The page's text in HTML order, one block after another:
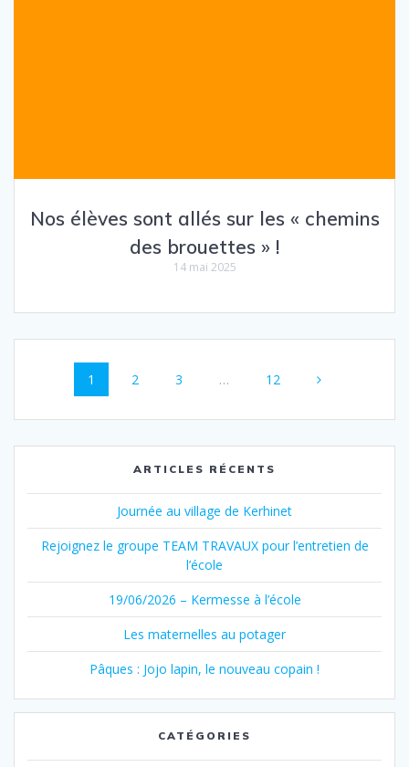
Nos élèves sont allés sur les « chemins
des brouettes » !
14 mai 2025
Navigation
sein
articles
Page
1 Page
2 Page
3 … Page
12
ARTICLES RÉCENTS
Journée au village de Kerhinet
Rejoignez le groupe TEAM TRAVAUX pour l’entretien de
l’école
19/06/2026 – Kermesse à l’école
Les maternelles au potager
Pâques : Jojo lapin, le nouveau copain !
CATÉGORIES